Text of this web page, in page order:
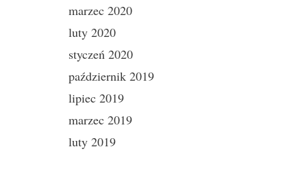
marzec 2020
luty 2020
styczeń 2020
październik 2019
lipiec 2019
marzec 2019
luty 2019